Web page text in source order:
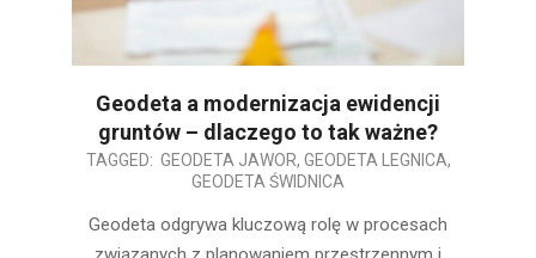
Geodeta a modernizacja ewidencji
gruntów – dlaczego to tak ważne?
2026-
03
TAGGED: GEODETA JAWOR, GEODETA LEGNICA,
GEODETA ŚWIDNICA
Geodeta odgrywa kluczową rolę w procesach